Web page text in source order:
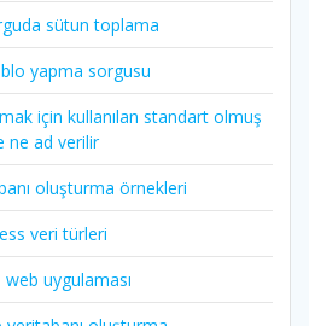
sütun toplama
yapma sorgusu
için kullanılan standart olmuş
ne ad verilir
oluşturma örnekleri
veri türleri
web uygulaması